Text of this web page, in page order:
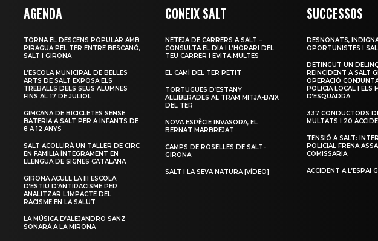
AGENDA
TORNA EL DESCENS POPULAR AMB
PIRAGUA PEL TER ENTRE BESCANÓ,
SALT I GIRONA
L’ESCOLA MUNICIPAL DE BELLES
ARTS DE SALT EXPOSA ELS
TREBALLS DELS SEUS ALUMNES
FINS AL 17 DE JULIOL
GIMCANA DE BICICLETES SENSE
BATERIA A SALT PER A INFANTS DE
8 A 12 ANYS
SALT ACOLLIRÀ UN TALLER DE CIRC
EN FAMÍLIA ÍNTEGRAMENT EN
LLENGUA DE SIGNES CATALANA
GIRONA ACULL LA III ESCOLA
D’ESTIU D’ANTIRACISME PER
ANALITZAR L’IMPACTE DEL
RACISME EN LA SALUT
LA MÚSICA D’ALEJANDRO SANZ
SONARÀ A LA MIRONA
CONEIX SALT
NETEJA DE CARRERS A SALT –
CONSULTA EL DIA I L’HORARI DEL
TEU CARRER I EVITA MULTES
EL CAMÍ DEL TER PETIT
TORTUGUES D’ESTANY
ALLIBERADES AL TRAM MITJÀ-BAIX
DEL TER
NOVA ESPÈCIE INVASORA, EL
BERNAT MARBREJAT
CAMPS DE ROSELLES DE SALT-
GIRONA
SALT I LA SEVA NATURA [VÍDEO]
SUCCESSOS
DESNONATS,
OPORTUNISTES I
DETINGUT UN
REINCIDENT A SALT
OPERACIÓ
POLICIA LOCAL I ELS
D’ESQUADRA
337 CONDUCTORS
MULTATS I 20
TENSIÓ A SALT:
POLICIAL FRENA
COMISSARIA
ACCIDENT A L’ESPAI